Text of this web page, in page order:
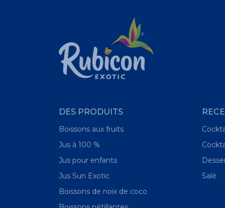
DES PRODUITS
Boissons aux fruits
Jus à 100 %
Jus pour enfants
Jus Sun Exotic
Boissons de noix de coco
Salé